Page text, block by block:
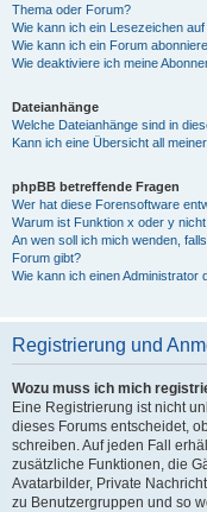
Thema oder Forum?
Wie kann ich ein Lesezeichen
Wie kann ich ein Forum
Wie deaktiviere ich meine
Dateianhänge
Welche Dateianhänge sind in
Kann ich eine Übersicht all
phpBB betreffende Fragen
Wer hat diese Forensoftware
Warum ist Funktion x oder y
An wen soll ich mich wenden,
Forum gibt?
Wie kann ich einen Administrator
Registrierung und
Wozu muss ich mich
Eine Registrierung ist nicht
dieses Forums entscheidet,
schreiben. Auf jeden Fall
zusätzliche Funktionen, die
Avatarbilder, Private
zu Benutzergruppen und so